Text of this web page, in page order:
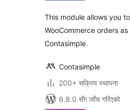
This module allows you
WooCommerce orders
Contasimple.
Contasimple
200+ सक्रिय स्थापना
6.8.0 सँग जाँच गरिएको